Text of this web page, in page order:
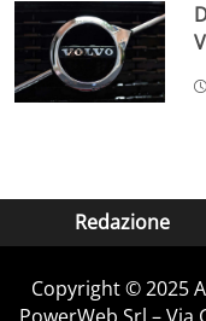
Redazione
Copyright © 2025